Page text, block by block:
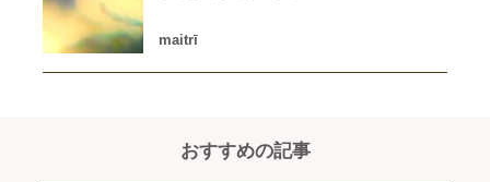
maitrī
おすすめの記事